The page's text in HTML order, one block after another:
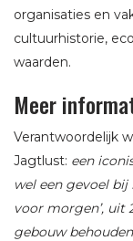
organisaties en
cultuurhistorie,
waarden.
Meer
Verantwoordelijk
Jagtlust: een
wel een gevoel
voor morgen’, uit
gebouw